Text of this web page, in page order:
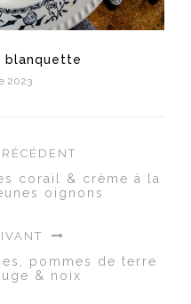
blanquette
2023
corail & crème à la
oignons
pommes de terre
& noix